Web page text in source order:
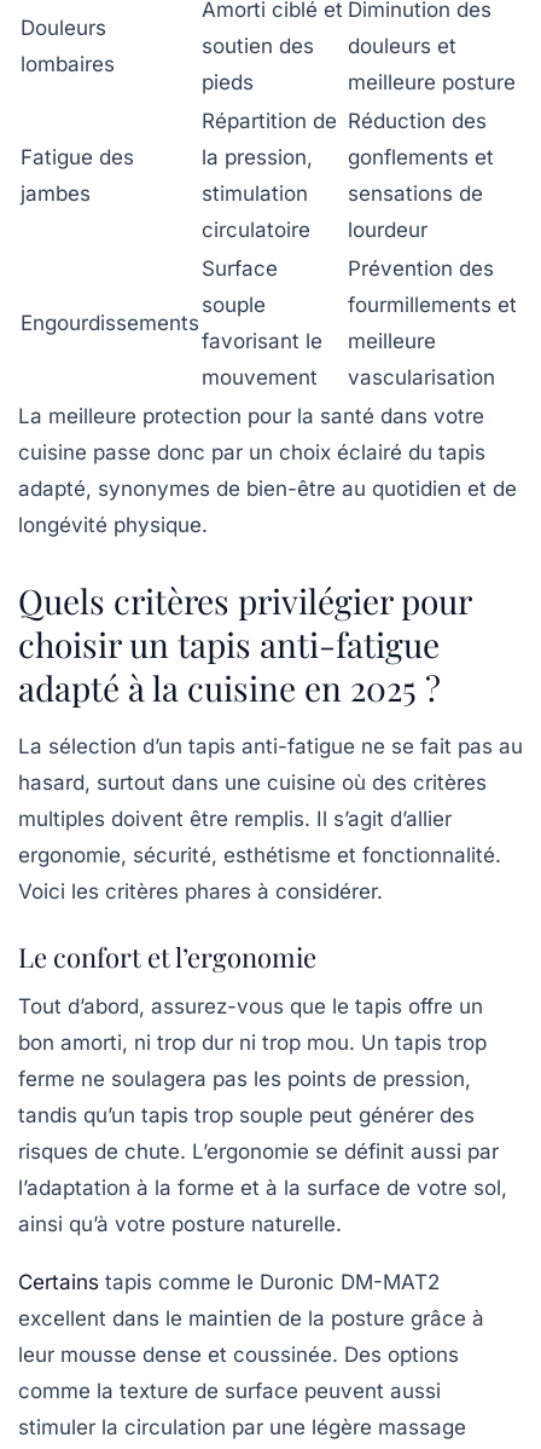
Douleurs
lombaires
Amorti ciblé et
soutien des
pieds
Diminution des
douleurs et
meilleure posture
Fatigue des
jambes
Répartition de
la pression,
stimulation
circulatoire
Réduction des
gonflements et
sensations de
lourdeur
Engourdissements
Surface
souple
favorisant le
mouvement
Prévention des
fourmillements et
meilleure
vascularisation
La meilleure protection pour la santé dans votre
cuisine passe donc par un choix éclairé du tapis
adapté, synonymes de bien-être au quotidien et de
longévité physique.
Quels critères privilégier pour
choisir un tapis anti-fatigue
adapté à la cuisine en 2025 ?
La sélection d’un tapis anti-fatigue ne se fait pas au
hasard, surtout dans une cuisine où des critères
multiples doivent être remplis. Il s’agit d’allier
ergonomie, sécurité, esthétisme et fonctionnalité.
Voici les critères phares à considérer.
Le confort et l’ergonomie
Tout d’abord, assurez-vous que le tapis offre un
bon amorti, ni trop dur ni trop mou. Un tapis trop
ferme ne soulagera pas les points de pression,
tandis qu’un tapis trop souple peut générer des
risques de chute. L’ergonomie se définit aussi par
l’adaptation à la forme et à la surface de votre sol,
ainsi qu’à votre posture naturelle.
Certains tapis comme le Duronic DM-MAT2
excellent dans le maintien de la posture grâce à
leur mousse dense et coussinée. Des options
comme la texture de surface peuvent aussi
stimuler la circulation par une légère massage